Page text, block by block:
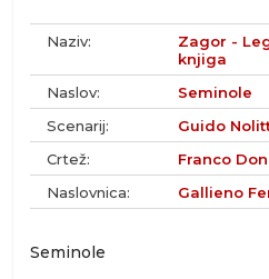
Naziv:
Zagor -
knjiga
Naslov:
Seminole
Scenarij:
Guido
Crtež:
Franco
Naslovnica:
Gallieno
Seminole